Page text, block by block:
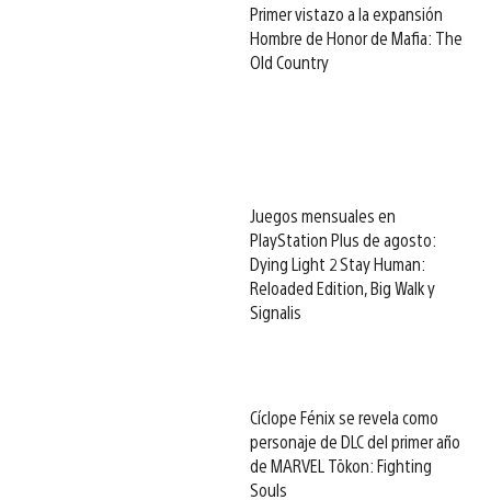
Primer vistazo a la expansión
Hombre de Honor de Mafia: The
Old Country
Juegos mensuales en
PlayStation Plus de agosto:
Dying Light 2 Stay Human:
Reloaded Edition, Big Walk y
Signalis
Cíclope Fénix se revela como
personaje de DLC del primer año
de MARVEL Tōkon: Fighting
Souls